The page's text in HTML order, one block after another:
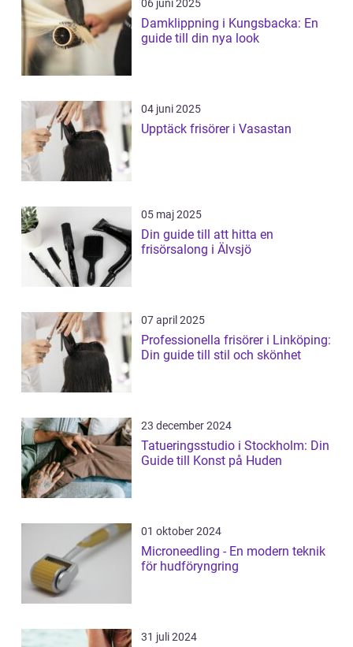
06 juni 2025
Damklippning i Kungsbacka: En
guide till din nya look
04 juni 2025
Upptäck frisörer i Vasastan
05 maj 2025
Din guide till att hitta en
frisörsalong i Älvsjö
07 april 2025
Professionella frisörer i Linköping:
Din guide till stil och skönhet
23 december 2024
Tatueringsstudio i Stockholm: Din
Guide till Konst på Huden
01 oktober 2024
Microneedling - En modern teknik
för hudföryngring
31 juli 2024